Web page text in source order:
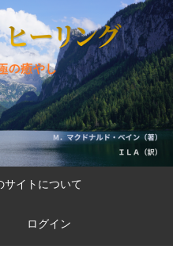
サイトについて
ログイン